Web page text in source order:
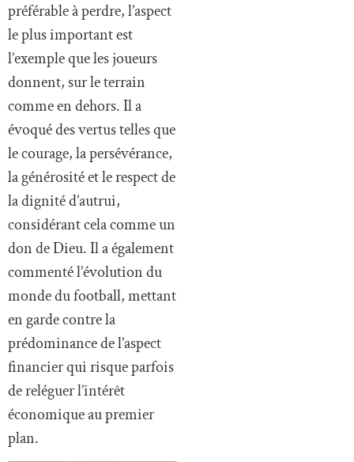
préférable à perdre, l’aspect
le plus important est
l’exemple que les joueurs
donnent, sur le terrain
comme en dehors. Il a
évoqué des vertus telles que
le courage, la persévérance,
la générosité et le respect de
la dignité d’autrui,
considérant cela comme un
don de Dieu. Il a également
commenté l’évolution du
monde du football, mettant
en garde contre la
prédominance de l’aspect
financier qui risque parfois
de reléguer l’intérêt
économique au premier
plan.